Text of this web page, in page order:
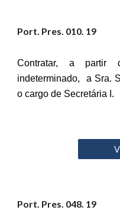
Port. Pres. 010. 19
Contratar, a partir
indeterminado, a Sra.
o cargo de Secretária I.
Port. Pres. 048. 19